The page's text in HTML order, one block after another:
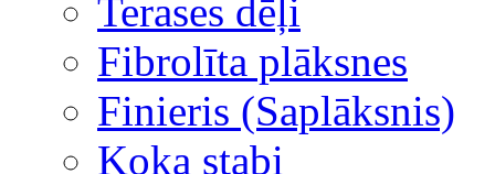
Terases dēļi
Fibrolīta plāksnes
Finieris (Saplāksnis)
Koka stabi